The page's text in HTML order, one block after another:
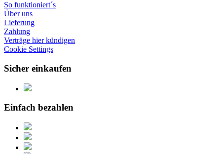
So funktioniert´s
Über uns
Lieferung
Zahlung
Verträge hier kündigen
Cookie Settings
Sicher einkaufen
Einfach bezahlen